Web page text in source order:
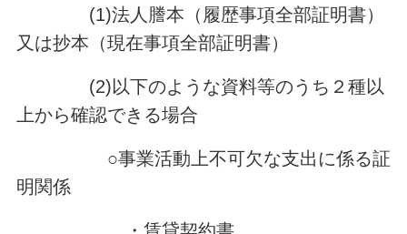
(1)法人謄本（履歴事項全部証明書）
又は抄本（現在事項全部証明書）
(2)以下のような資料等のうち２種以
上から確認できる場合
○事業活動上不可欠な支出に係る証
明関係
・賃貸契約書